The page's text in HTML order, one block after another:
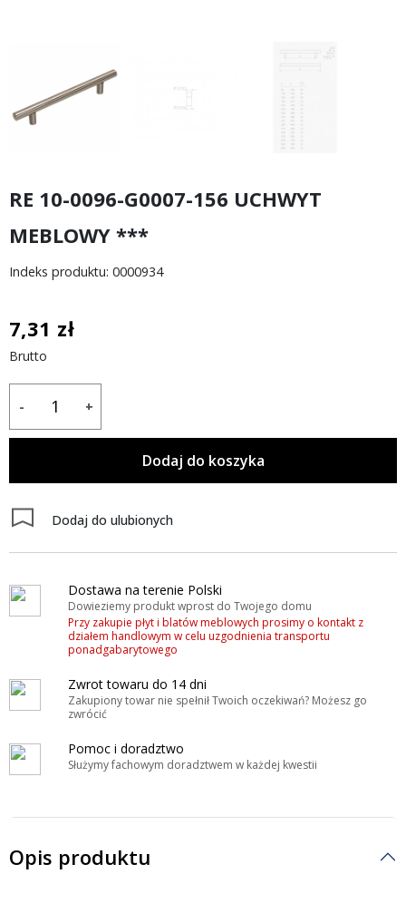
RE 10-0096-G0007-156 UCHWYT
MEBLOWY ***
Indeks produktu: 0000934
7,31 zł
Brutto
- +
Dodaj do koszyka
Dodaj do ulubionych
Dostawa na terenie Polski
Dowieziemy produkt wprost do Twojego domu
Przy zakupie płyt i blatów meblowych prosimy o kontakt z
działem handlowym w celu uzgodnienia transportu
ponadgabarytowego
Zwrot towaru do 14 dni
Zakupiony towar nie spełnił Twoich oczekiwań? Możesz go
zwrócić
Pomoc i doradztwo
Służymy fachowym doradztwem w każdej kwestii
Opis produktu